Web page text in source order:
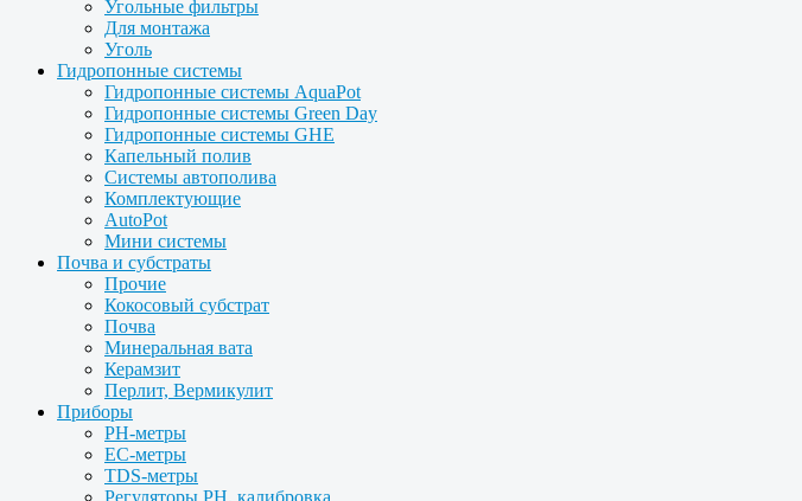
Угольные фильтры
Для монтажа
Уголь
Гидропонные системы
Гидропонные системы AquaPot
Гидропонные системы Green Day
Гидропонные системы GHE
Капельный полив
Системы автополива
Комплектующие
AutoPot
Мини системы
Почва и субстраты
Прочие
Кокосовый субстрат
Почва
Минеральная вата
Керамзит
Перлит, Вермикулит
Приборы
PH-метры
EC-метры
TDS-метры
Регуляторы PH, калибровка